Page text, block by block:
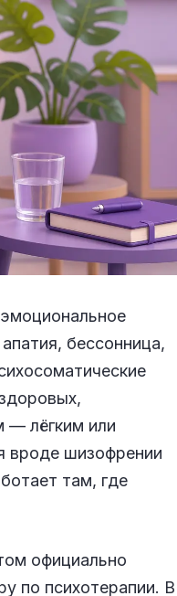
бессонница,
— лёгким или
вроде шизофрении
там, где
официально
по психотерапии. В